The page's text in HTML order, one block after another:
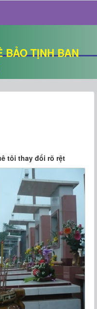
TỊNH BAN
tôi thay đổi rõ rệt